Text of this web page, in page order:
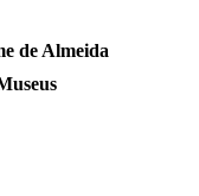
de Almeida